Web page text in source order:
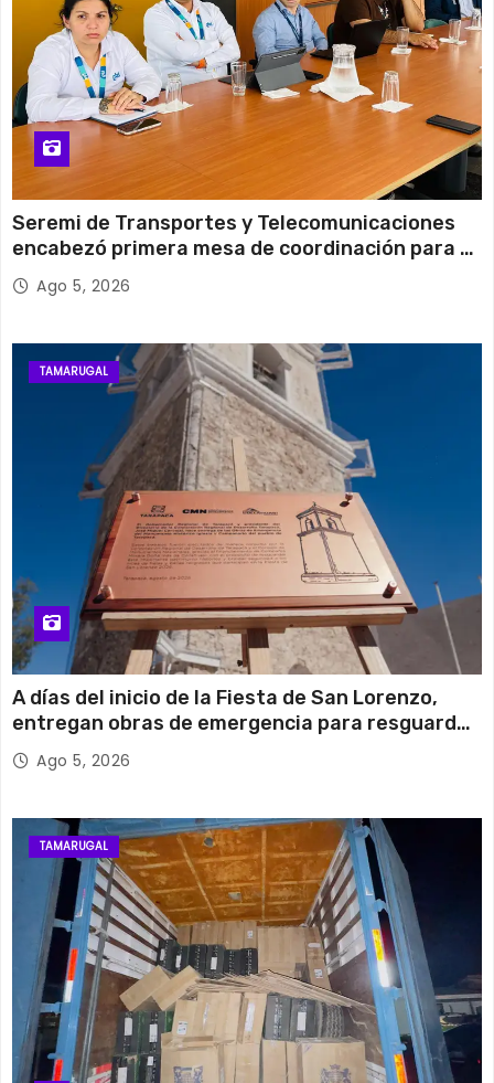
Seremi de Transportes y Telecomunicaciones
encabezó primera mesa de coordinación para el
retiro de cables en desuso en Iquique
Ago 5, 2026
TAMARUGAL
A días del inicio de la Fiesta de San Lorenzo,
entregan obras de emergencia para resguardar
su histórico campanario
Ago 5, 2026
TAMARUGAL